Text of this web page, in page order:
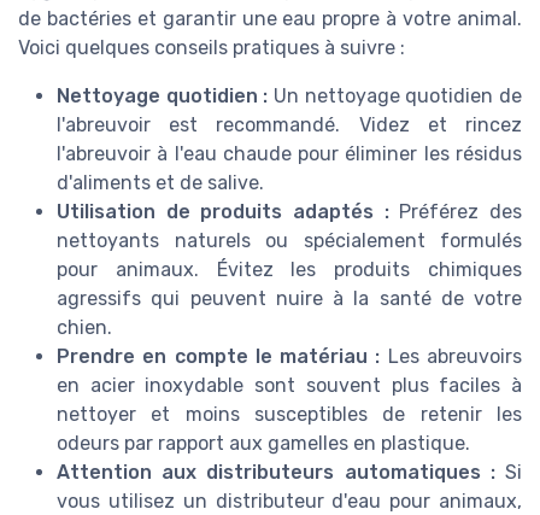
de bactéries et garantir une eau propre à votre animal.
Voici quelques conseils pratiques à suivre :
Nettoyage quotidien : Un nettoyage quotidien de
l'abreuvoir est recommandé. Videz et rincez
l'abreuvoir à l'eau chaude pour éliminer les résidus
d'aliments et de salive.
Utilisation de produits adaptés :Préférez des
nettoyants naturels ou spécialement formulés
pour animaux. Évitez les produits chimiques
agressifs qui peuvent nuire à la santé de votre
chien.
Prendre en compte le matériau : Les abreuvoirs
en acier inoxydable sont souvent plus faciles à
nettoyer et moins susceptibles de retenir les
odeurs par rapport aux gamelles en plastique.
Attention aux distributeurs automatiques :Si
vous utilisez un distributeur d'eau pour animaux,